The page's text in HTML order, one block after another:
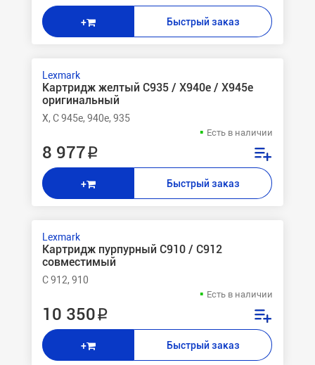
+ Быстрый заказ
Lexmark
Картридж желтый C935 / X940e / X945e
оригинальный
X, C 945e, 940e, 935
Есть в наличии
8 977 ₽
+ Быстрый заказ
Lexmark
Картридж пурпурный C910 / C912
совместимый
C 912, 910
Есть в наличии
10 350 ₽
+ Быстрый заказ